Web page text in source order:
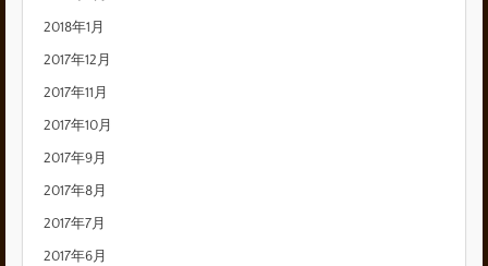
2018年1月
2017年12月
2017年11月
2017年10月
2017年9月
2017年8月
2017年7月
2017年6月